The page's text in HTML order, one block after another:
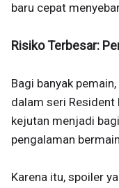
baru cepat
Risiko Terbesar:
Bagi banyak
dalam seri Resident
kejutan menjadi
pengalaman
Karena itu, spoiler